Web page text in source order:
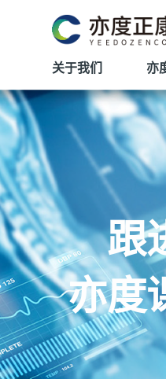
关于我们 亦
跟
亦度